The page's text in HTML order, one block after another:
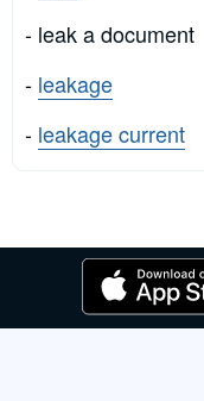
- leak a document
- leakage
- leakage current